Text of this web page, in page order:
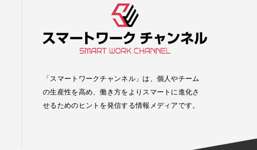
「スマートワークチャンネル」は、個人やチーム
の生産性を高め、働き方をよりスマートに進化さ
せるためのヒントを発信する情報メディアです。